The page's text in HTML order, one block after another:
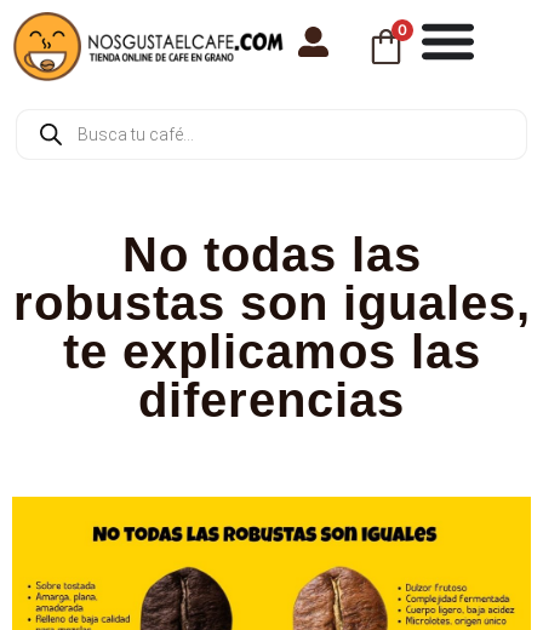
0
No todas las
robustas son iguales,
te explicamos las
diferencias